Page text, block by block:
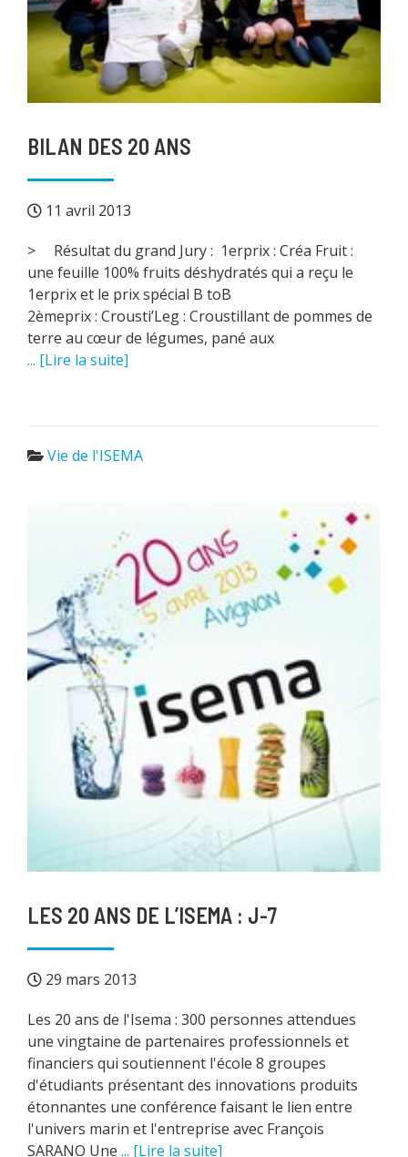
BILAN DES 20 ANS
11 avril 2013
> Résultat du grand Jury : 1erprix : Créa Fruit :
une feuille 100% fruits déshydratés qui a reçu le
1erprix et le prix spécial B toB
2èmeprix : Crousti’Leg : Croustillant de pommes de
terre au cœur de légumes, pané aux
... [Lire la suite]
Vie de l'ISEMA
LES 20 ANS DE L’ISEMA : J-7
29 mars 2013
Les 20 ans de l'Isema : 300 personnes attendues
une vingtaine de partenaires professionnels et
financiers qui soutiennent l'école 8 groupes
d'étudiants présentant des innovations produits
étonnantes une conférence faisant le lien entre
l'univers marin et l'entreprise avec François
SARANO Une ... [Lire la suite]